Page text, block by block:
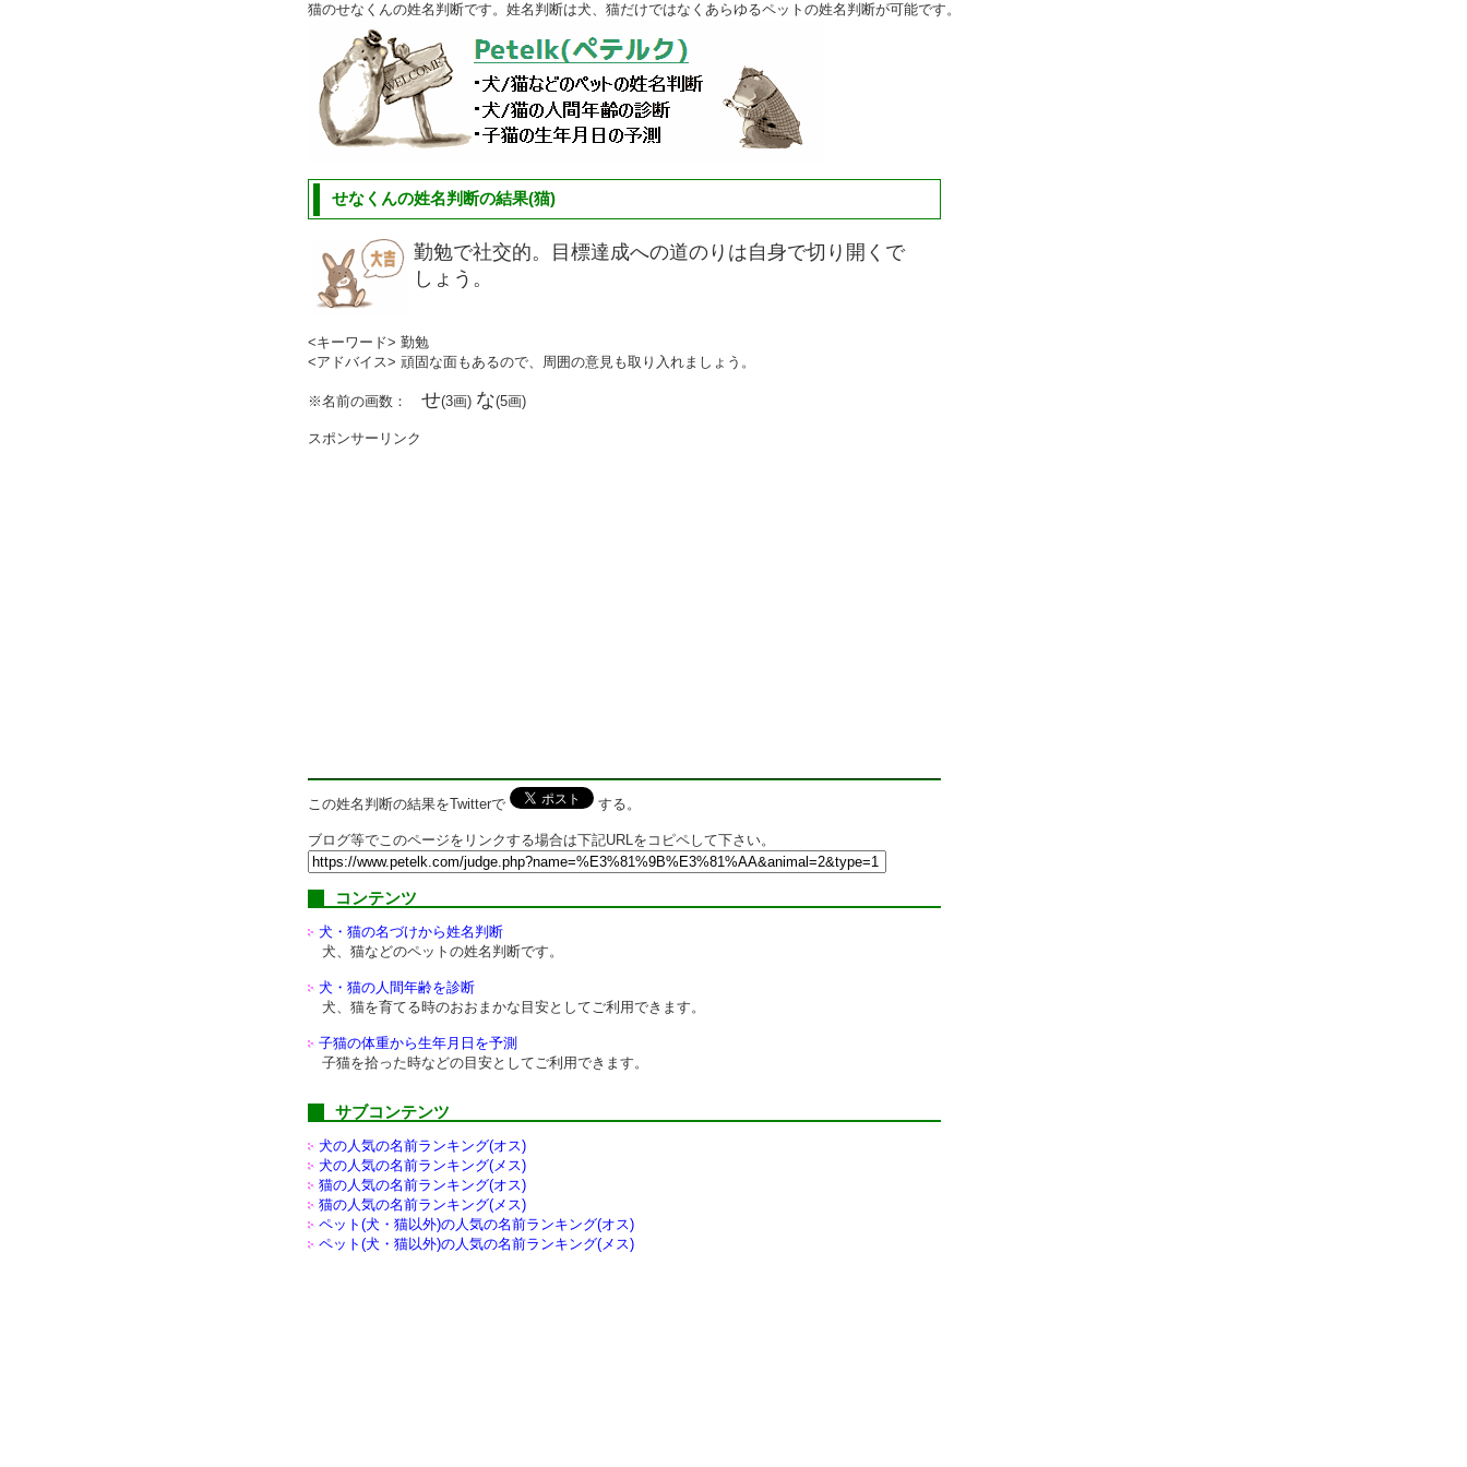
猫のせなくんの姓名判断です。姓名判断は犬、猫だけではなくあらゆるペットの姓名判断が可能です。
せなくんの姓名判断の結果(猫)
勤勉で社交的。目標達成への道のりは自身で切り開くで
しょう。
<キーワード> 勤勉
<アドバイス> 頑固な面もあるので、周囲の意見も取り入れましょう。
※名前の画数： せ(3画) な(5画)
スポンサーリンク
この姓名判断の結果をTwitterで する。
ブログ等でこのページをリンクする場合は下記URLをコピペして下さい。
コンテンツ
犬・猫の名づけから姓名判断
犬、猫などのペットの姓名判断です。
犬・猫の人間年齢を診断
犬、猫を育てる時のおおまかな目安としてご利用できます。
子猫の体重から生年月日を予測
子猫を拾った時などの目安としてご利用できます。
サブコンテンツ
犬の人気の名前ランキング(オス)
犬の人気の名前ランキング(メス)
猫の人気の名前ランキング(オス)
猫の人気の名前ランキング(メス)
ペット(犬・猫以外)の人気の名前ランキング(オス)
ペット(犬・猫以外)の人気の名前ランキング(メス)